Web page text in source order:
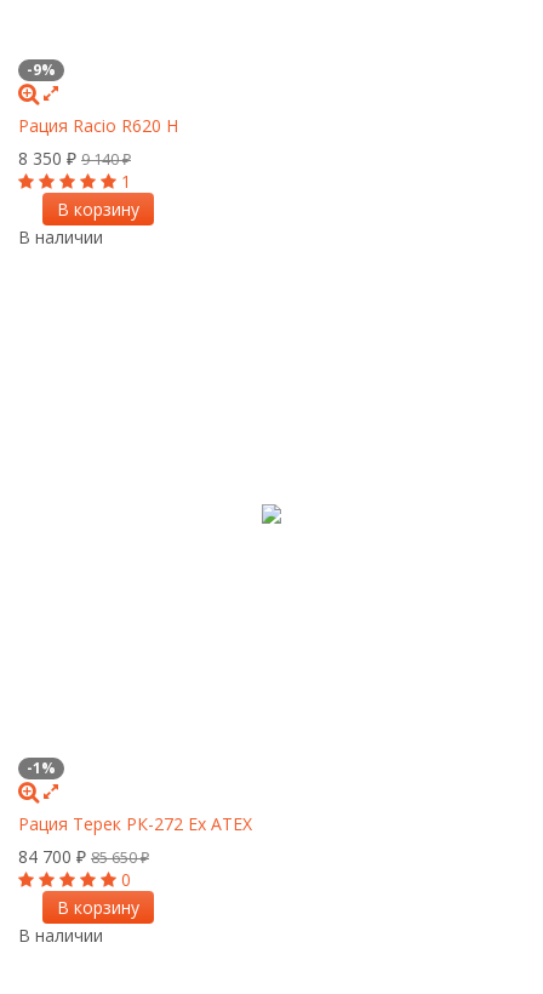
-9%
Рация Racio R620 H
8 350 ₽ 9 140₽
1
В корзину
В наличии
-1%
Рация Терек РК-272 Ex ATEX
84 700 ₽ 85 650₽
0
В корзину
В наличии